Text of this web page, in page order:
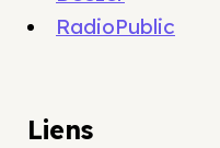
RadioPublic
Liens